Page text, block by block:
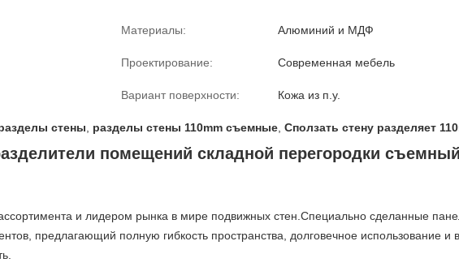
Материалы: Алюминий и МДФ
Проектирование: Современная мебель
Вариант поверхности: Кожа из п.у.
стены разделы стены 110mm съемные Сползать стену разделяет
помещений складной перегородки съемный
и лидером рынка в мире подвижных стен.Специально сделанные
предлагающий полную гибкость пространства, долговечное использование и